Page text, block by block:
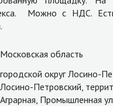
Можно с НДС.
Московская область
городской округ Лосино-
Лосино-Петровский,
Аграрная, Промышленная